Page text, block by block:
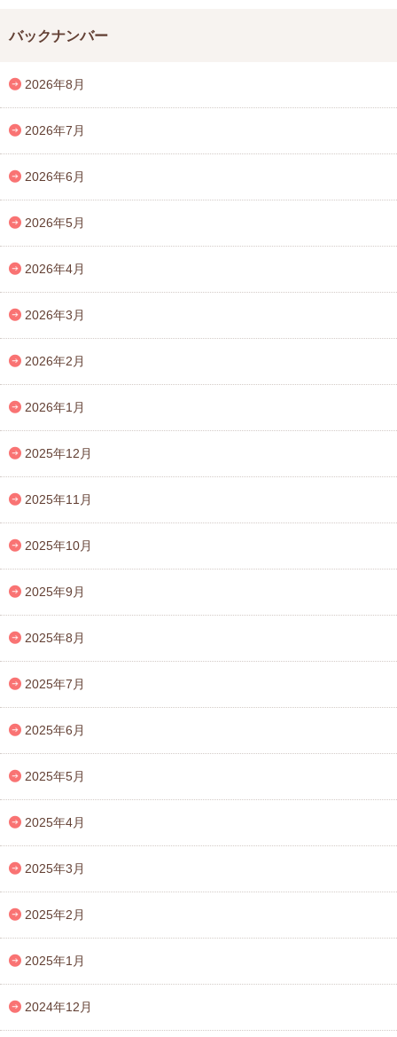
バックナンバー
2026年8月
2026年7月
2026年6月
2026年5月
2026年4月
2026年3月
2026年2月
2026年1月
2025年12月
2025年11月
2025年10月
2025年9月
2025年8月
2025年7月
2025年6月
2025年5月
2025年4月
2025年3月
2025年2月
2025年1月
2024年12月